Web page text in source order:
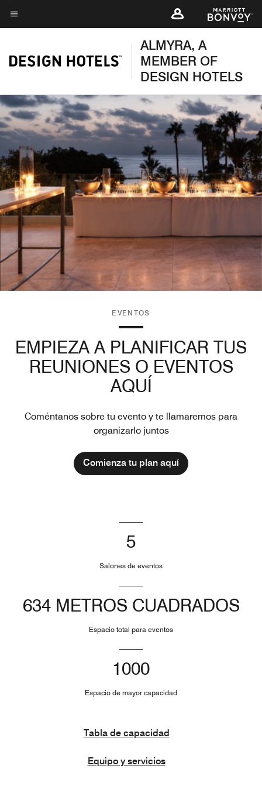
Skip
to
content
Texto del menú
ALMYRA, A
MEMBER OF
DESIGN HOTELS
EVENTOS
EMPIEZA A PLANIFICAR TUS
REUNIONES O EVENTOS
AQUÍ
Coméntanos sobre tu evento y te llamaremos para
organizarlo juntos
Comienza tu plan aquí
5
Salones de eventos
634 METROS CUADRADOS
Espacio total para eventos
1000
Espacio de mayor capacidad
Tabla de capacidad
Equipo y servicios